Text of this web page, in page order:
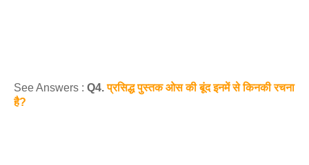
See Answers : Q4.प्रसिद्ध पुस्तक ओस की बूंद इनमें से किनकी रचना
है?